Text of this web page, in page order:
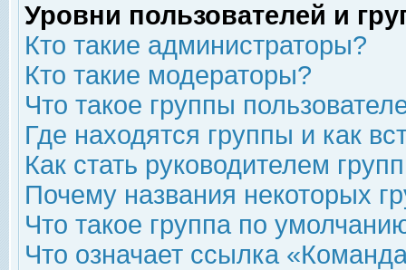
Уровни пользователей и
Кто такие администраторы?
Кто такие модераторы?
Что такое группы
Где находятся группы и как
Как стать руководителем
Почему названия некоторых
Что такое группа по
Что означает ссылка